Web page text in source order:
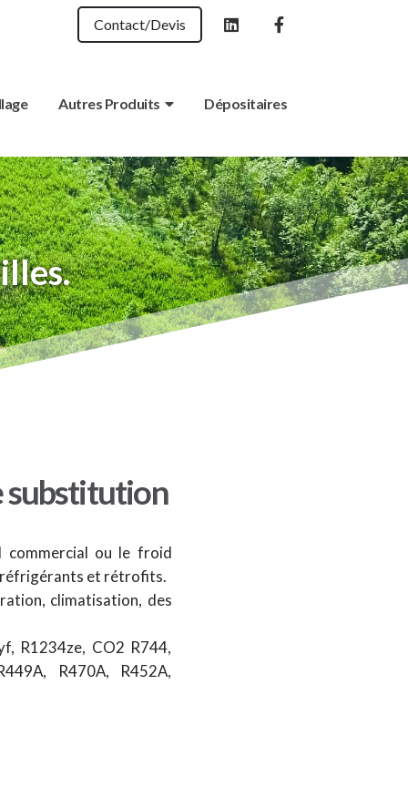
Contact/Devis
Autres Produits Dépositaires
substitution
ou le froid
réfrigérants et rétrofits.
climatisation, des
R1234ze, CO2 R744,
R470A, R452A,